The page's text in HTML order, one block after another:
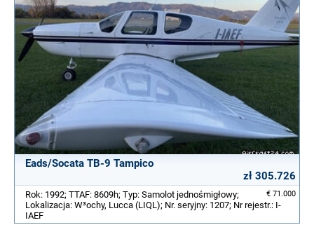
Eads/Socata TB-9 Tampico
zł 305.726
€ 71.000
Rok: 1992; TTAF: 8609h; Typ: Samolot jednośmigłowy;
Lokalizacja: W³ochy, Lucca (LIQL); Nr. seryjny: 1207; Nr rejestr.: I-
IAEF